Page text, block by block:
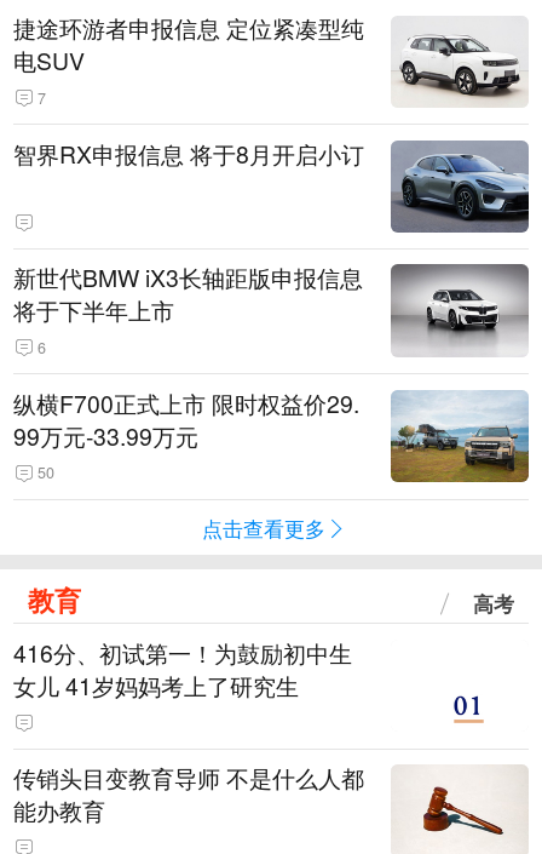
捷途环游者申报信息 定位紧凑型纯
电SUV
7
智界RX申报信息 将于8月开启小订
新世代BMW iX3长轴距版申报信息
将于下半年上市
6
纵横F700正式上市 限时权益价29.
99万元-33.99万元
50
点击查看更多
教育 高考
416分、初试第一！为鼓励初中生
女儿 41岁妈妈考上了研究生
传销头目变教育导师 不是什么人都
能办教育